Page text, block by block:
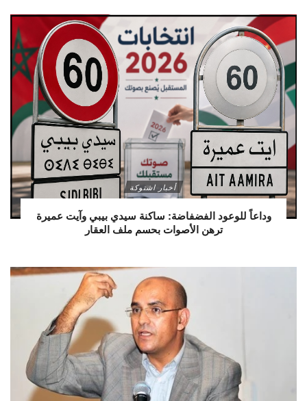
أخبار اشتوكة
وداعاً للوعود الفضفاضة: ساكنة سيدي بيبي وآيت عميرة
ترهن الأصوات بحسم ملف العقار